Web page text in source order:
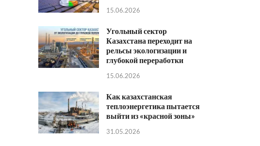
15.06.2026
Угольный сектор
Казахстана переходит на
рельсы экологизации и
глубокой переработки
15.06.2026
Как казахстанская
теплоэнергетика пытается
выйти из «красной зоны»
31.05.2026